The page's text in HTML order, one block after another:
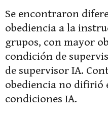
Se encontraron
obediencia a la
grupos, con mayor
condición de
de supervisor IA.
obediencia no difirió
condiciones IA.